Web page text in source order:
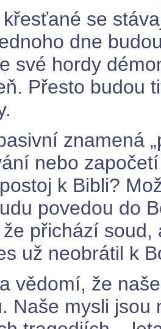
se
dne
své hordy
Přesto budou
znamená
nebo
k Bibli?
povedou do
přichází
už neobrátil k
vědomí, že
Naše mysli jsou